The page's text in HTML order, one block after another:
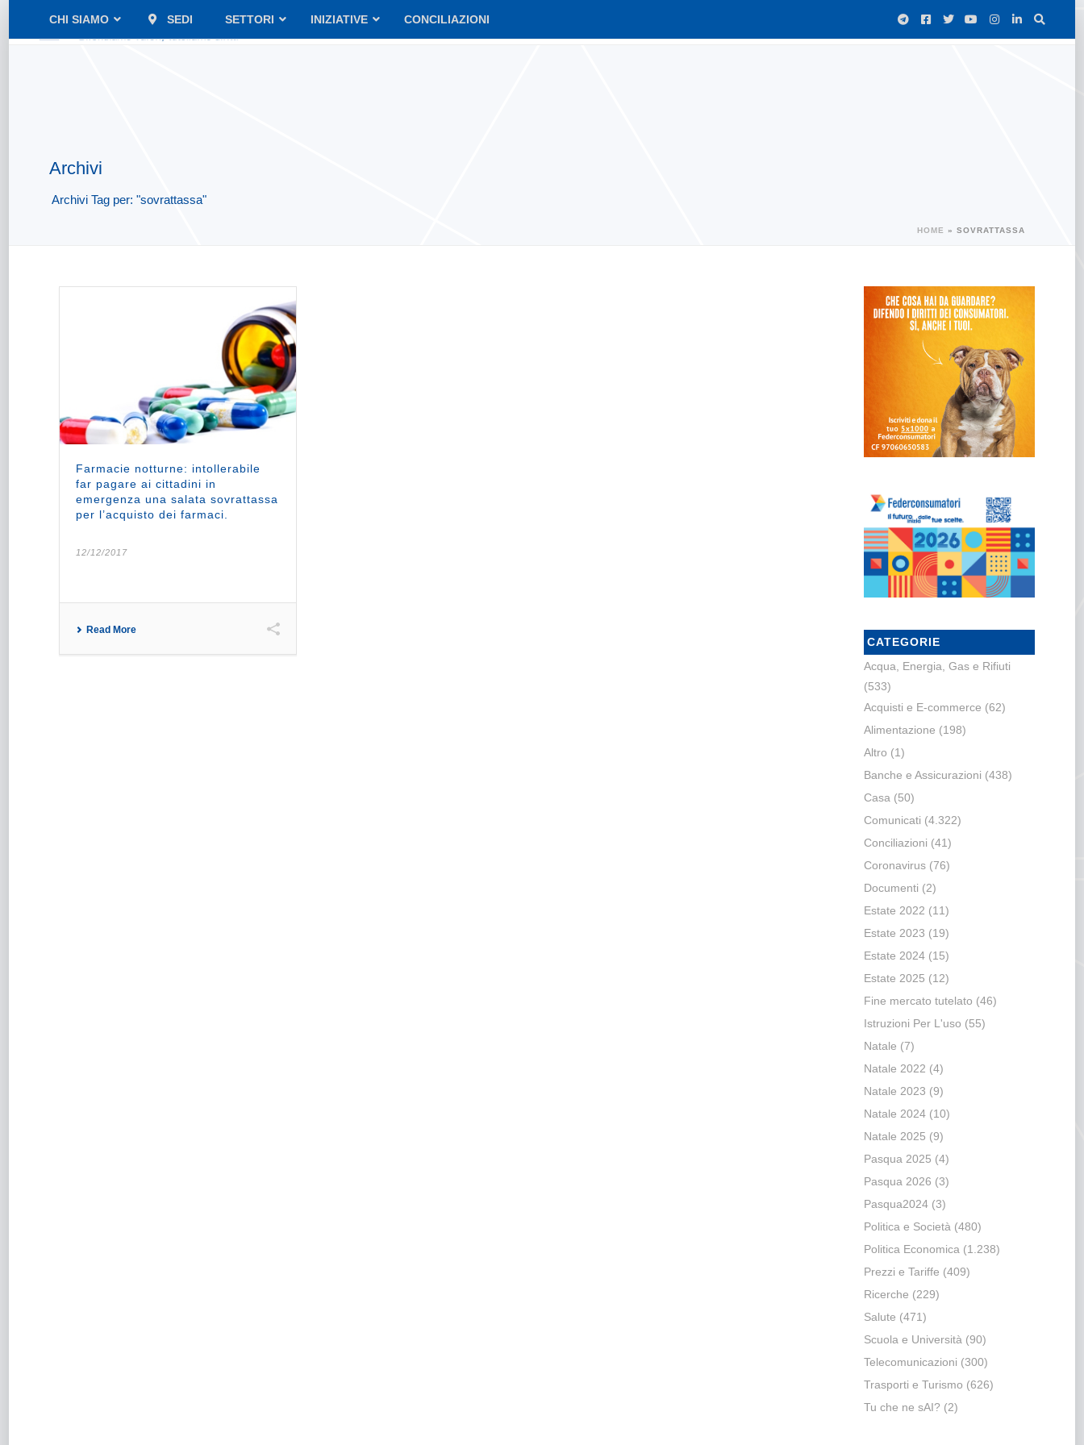
CHI SIAMO SEDI SETTORI INIZIATIVE CONCILIAZIONI
Archivi
Archivi Tag per: "sovrattassa"
HOME » SOVRATTASSA
Farmacie notturne: intollerabile
far pagare ai cittadini in
emergenza una salata sovrattassa
per l’acquisto dei farmaci.
12/12/2017
Read More
CATEGORIE
Acqua, Energia, Gas e Rifiuti
(533)
Acquisti e E-commerce (62)
Alimentazione (198)
Altro (1)
Banche e Assicurazioni (438)
Casa (50)
Comunicati (4.322)
Conciliazioni (41)
Coronavirus(76)
Documenti (2)
Estate 2022 (11)
Estate 2023 (19)
Estate 2024(15)
Estate 2025 (12)
Fine mercato tutelato (46)
Istruzioni Per L'uso (55)
Natale (7)
Natale 2022 (4)
Natale 2023 (9)
Natale 2024(10)
Natale 2025 (9)
Pasqua 2025 (4)
Pasqua 2026 (3)
Pasqua2024(3)
Politica e Società (480)
Politica Economica (1.238)
Prezzi e Tariffe (409)
Ricerche (229)
Salute (471)
Scuola e Università (90)
Telecomunicazioni (300)
Trasporti e Turismo (626)
Tu che ne sAI? (2)